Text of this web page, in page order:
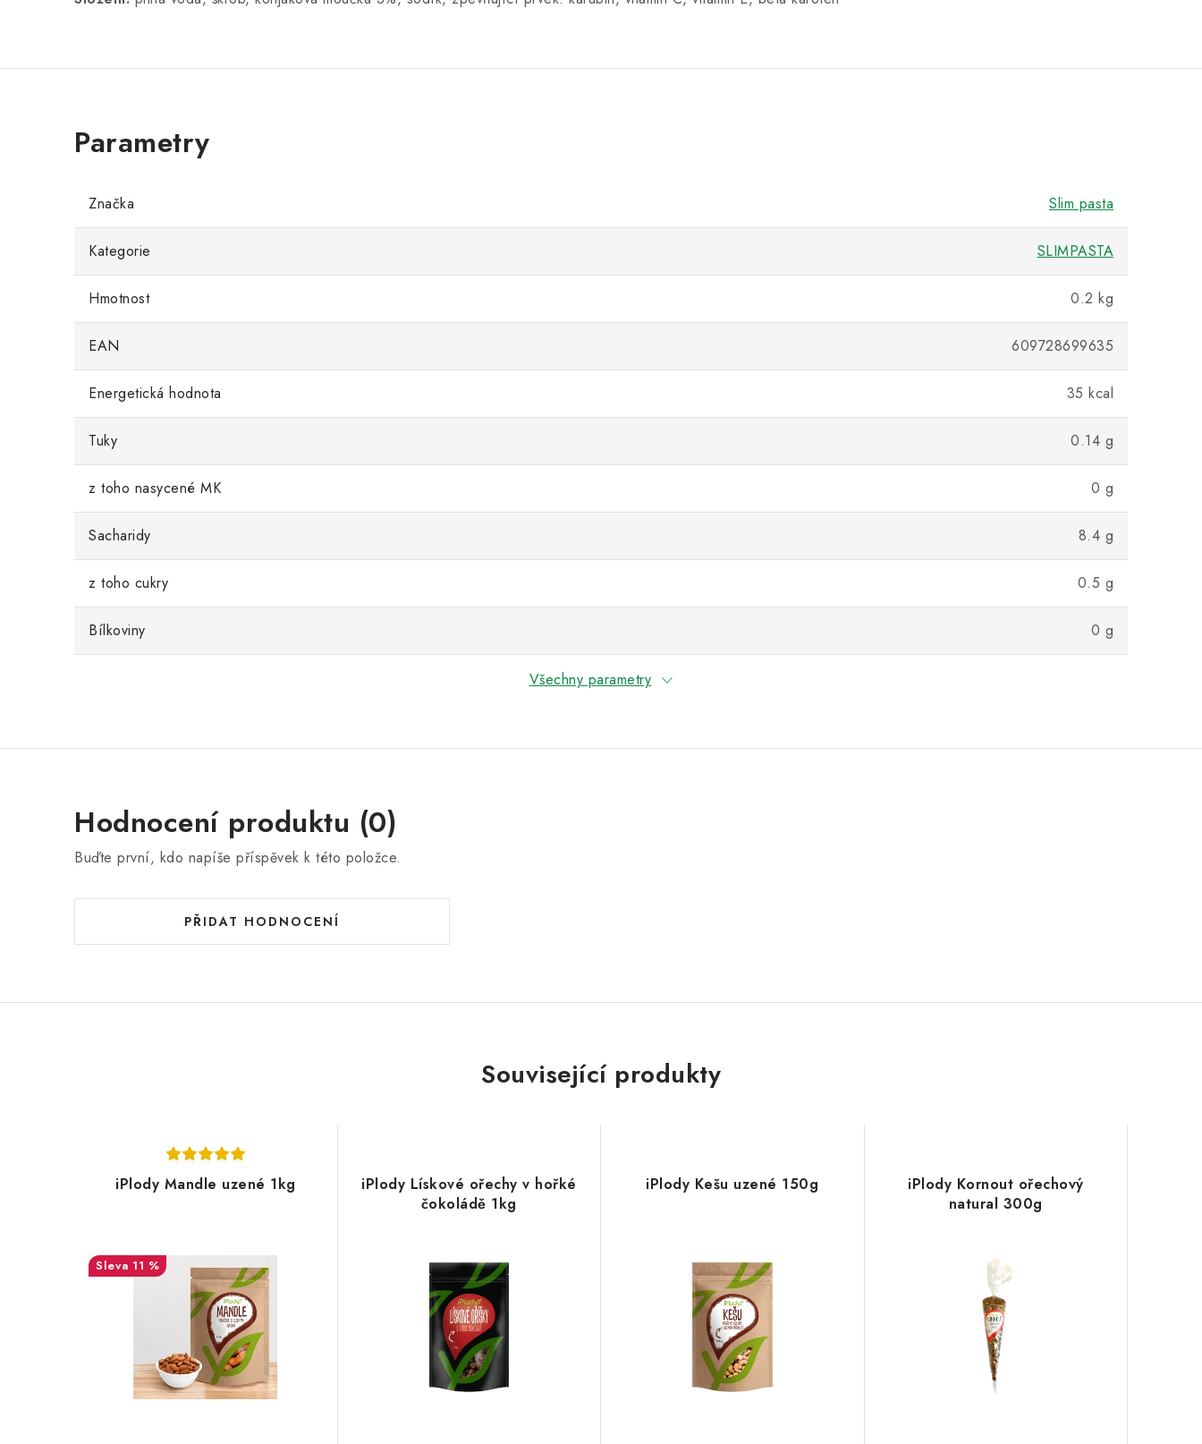
Značka Slim pasta
Kategorie SLIMPASTA
Hmotnost 0.2 kg
EAN 609728699635
Energetická hodnota 35 kcal
Tuky 0.14 g
z toho nasycené MK 0 g
Sacharidy 8.4 g
z toho cukry 0.5 g
Bílkoviny 0 g
Všechny parametry
Hodnocení produktu (0)
Buďte první, kdo napíše příspěvek k této položce.
PŘIDAT HODNOCENÍ
Související produkty
iPlody Mandle uzené 1kg
11 %
iPlody Lískové ořechy v hořké
čokoládě 1kg
iPlody Kešu uzené 150g
iPlody Kornout ořechový
natural 300g